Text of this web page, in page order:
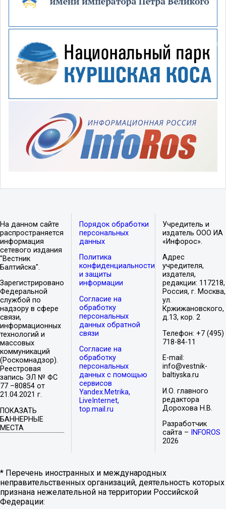
На данном сайте
распространяется
информация
сетевого издания
"Вестник
Балтийска".
Зарегистрировано
Федеральной
службой по
надзору в сфере
связи,
информационных
технологий и
массовых
коммуникаций
(Роскомнадзор).
Реестровая
запись ЭЛ № ФС
77 –80854 от
21.04.2021 г.
ПОКАЗАТЬ
БАННЕРНЫЕ
МЕСТА
Порядок обработки
персональных
данных
Политика
конфиденциальности
и защиты
информации
Согласие на
обработку
персональных
данных обратной
связи
Согласие на
обработку
персональных
данных с помощью
сервисов
Yandex.Metrika,
LiveInternet,
top.mail.ru
Учредитель и
издатель ООО ИА
«Инфорос».
Адрес
учредителя,
издателя,
редакции: 117218,
Россия, г. Москва,
ул.
Кржижановского,
д.13, кор. 2
Телефон: +7 (495)
718-84-11
E-mail:
info@vestnik-
baltiyska.ru
И.О. главного
редактора
Дорохова Н.В.
Разработчик
сайта –
INFOROS
2026
* Перечень иностранных и международных
неправительственных организаций, деятельность которых
признана нежелательной на территории Российской
Федерации: